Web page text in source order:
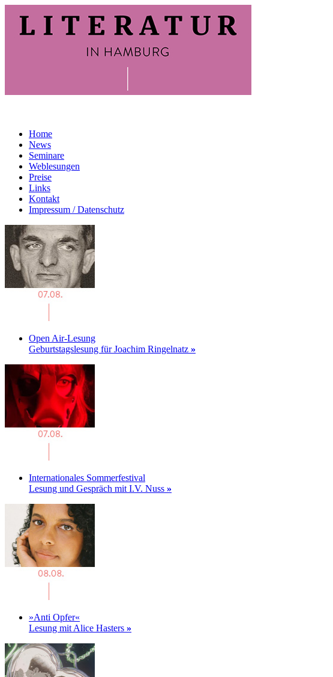
Home
News
Seminare
Weblesungen
Preise
Links
Kontakt
Impressum / Datenschutz
Open Air-Lesung
Geburtstagslesung für Joachim Ringelnatz »
Internationales Sommerfestival
Lesung und Gespräch mit I.V. Nuss »
»Anti Opfer«
Lesung mit Alice Hasters »